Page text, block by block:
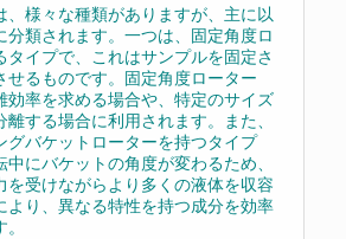
、様々な種類がありますが、主に以
分類されます。一つは、固定角度ロ
タイプで、これはサンプルを固定さ
せるものです。固定角度ローター
効率を求める場合や、特定のサイズ
する場合に利用されます。また、
グバケットローターを持つタイプ
にバケットの角度が変わるため、
を受けながらより多くの液体を収容
より、異なる特性を持つ成分を効率